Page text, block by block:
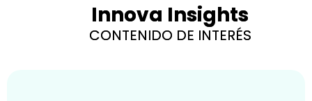
Innova Insights
CONTENIDO DE INTERÉS